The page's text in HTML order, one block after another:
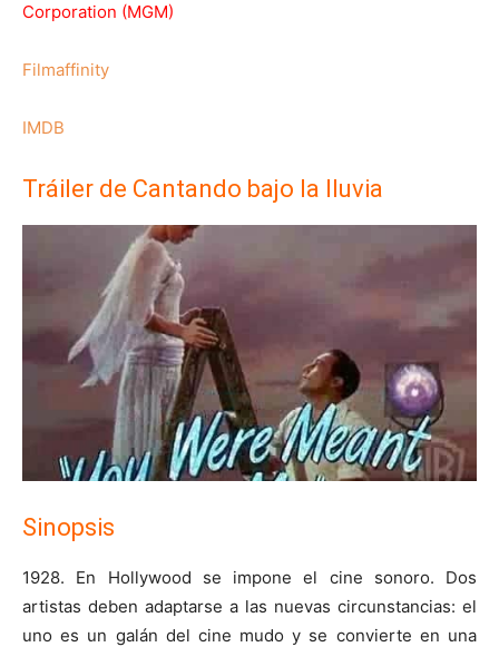
Corporation (MGM)
Filmaffinity
IMDB
Tráiler de Cantando bajo la lluvia
Sinopsis
1928. En Hollywood se impone el cine sonoro. Dos
artistas deben adaptarse a las nuevas circunstancias: el
uno es un galán del cine mudo y se convierte en una